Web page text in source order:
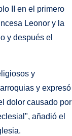
II en el primero
Leonor y la
y después el
y
y expresó
dolor causado por
añadió el